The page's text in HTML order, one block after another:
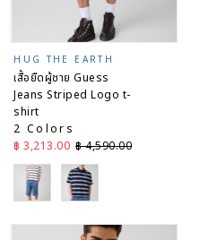
ราคา
จากต่ำไป
สูง
ราคา
จากสูงไป
ต่ำ
เก่าไป
ใหม่
เก่า
HUG THE EARTH
เสื้อยืดผู้ชาย Guess
Jeans Striped Logo t-
shirt
2 Colors
ราคาลด
฿ 3,213.00 ราคาปกติ
฿ 4,590.00
White Navy